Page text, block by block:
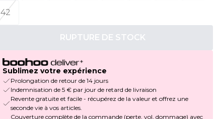
42
RUPTURE DE STOCK
Sublimez votre expérience
Prolongation de retour de 14 jours
Indemnisation de 5 € par jour de retard de livraison
Revente gratuite et facile - récupérez de la valeur et offrez une
seconde vie à vos articles.
Couverture complète de la commande (perte, vol, dommage) avec